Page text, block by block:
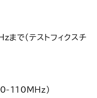
で（テストフィクスチ
110MHz）